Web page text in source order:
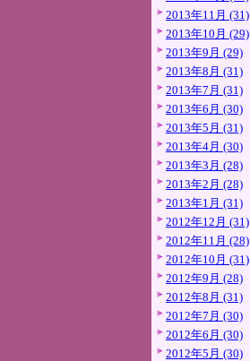
2013年11月 (31)
2013年10月 (29)
2013年9月 (29)
2013年8月 (31)
2013年7月 (31)
2013年6月 (30)
2013年5月 (31)
2013年4月 (30)
2013年3月 (28)
2013年2月 (28)
2013年1月 (31)
2012年12月 (31)
2012年11月 (28)
2012年10月 (31)
2012年9月 (28)
2012年8月 (31)
2012年7月 (30)
2012年6月 (30)
2012年5月 (30)